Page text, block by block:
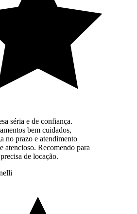
séria e de confiança.
bem cuidados,
no prazo e atendimento
atencioso. Recomendo para
de locação.